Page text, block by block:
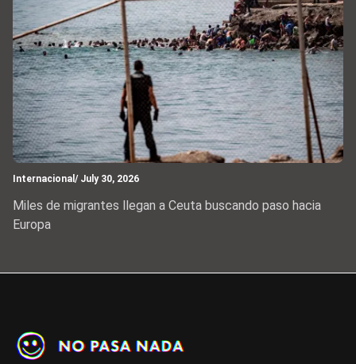
Internacional / July 30, 2026
Miles de migrantes llegan a Ceuta buscando paso hacia
Europa